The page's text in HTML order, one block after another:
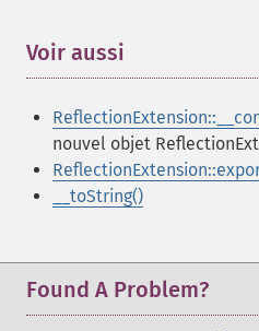
Voir aussi
nouvel objet
__toString()
Found A Problem?